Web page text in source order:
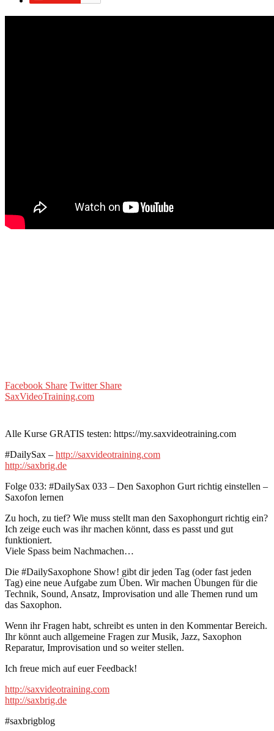
Facebook Share Twitter Share
SaxVideoTraining.com
Alle Kurse GRATIS testen: https://my.saxvideotraining.com
#DailySax – http://saxvideotraining.com
http://saxbrig.de
Folge 033: #DailySax 033 – Den Saxophon Gurt richtig einstellen –
Saxofon lernen
Zu hoch, zu tief? Wie muss stellt man den Saxophongurt richtig ein?
Ich zeige euch was ihr machen könnt, dass es passt und gut
funktioniert.
Viele Spass beim Nachmachen…
Die #DailySaxophone Show! gibt dir jeden Tag (oder fast jeden
Tag) eine neue Aufgabe zum Üben. Wir machen Übungen für die
Technik, Sound, Ansatz, Improvisation und alle Themen rund um
das Saxophon.
Wenn ihr Fragen habt, schreibt es unten in den Kommentar Bereich.
Ihr könnt auch allgemeine Fragen zur Musik, Jazz, Saxophon
Reparatur, Improvisation und so weiter stellen.
Ich freue mich auf euer Feedback!
http://saxvideotraining.com
http://saxbrig.de
#saxbrigblog